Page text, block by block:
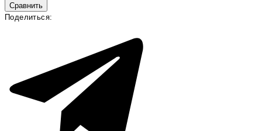
Сравнить
Поделиться: